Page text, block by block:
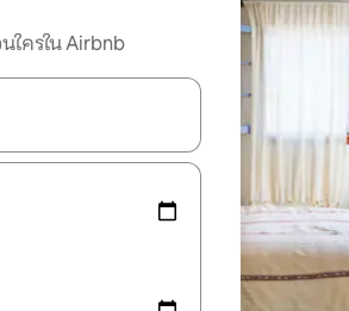
ครใน Airbnb
สหรือปัด เพื่อสำรวจผลการค้นหา